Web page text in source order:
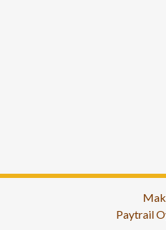
Paytrail